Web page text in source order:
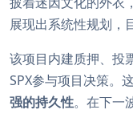
展现出系统性规划，
该项目内建质押、投
SPX参与项目决策。
强的持久性。在下一